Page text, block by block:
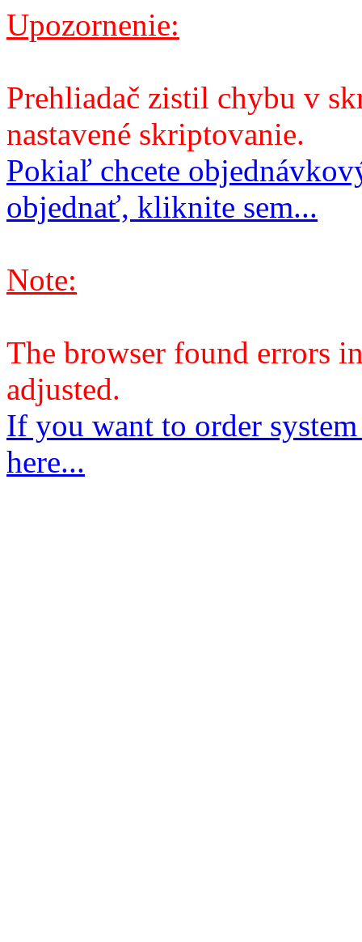
Upozornenie:
Prehliadač zistil chybu v
nastavené skriptovanie.
Pokiaľ chcete
objednať, kliknite sem...
Note:
The browser found errors
adjusted.
If you want to order
here...